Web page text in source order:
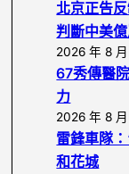
北京正告
判斷中美
2026 年 8 月
67秀傳醫
力
2026 年 8 月
雷鋒車隊
和花城